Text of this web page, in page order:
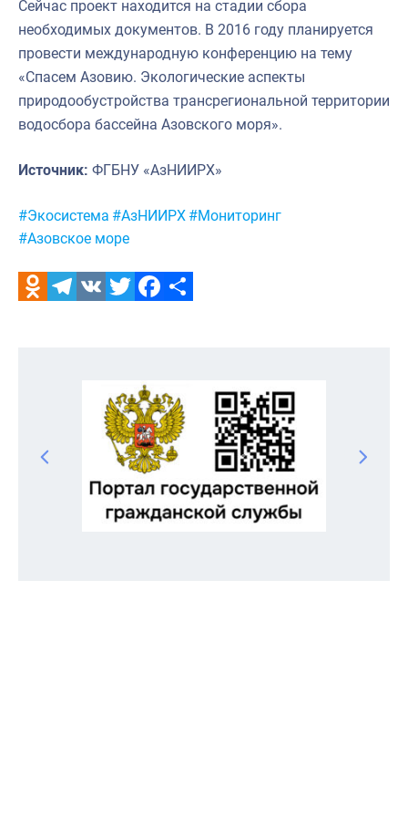
Сейчас проект находится на стадии сбора
необходимых документов. В 2016 году планируется
провести международную конференцию на тему
«Спасем Азовию. Экологические аспекты
природообустройства трансрегиональной территории
водосбора бассейна Азовского моря».
Источник: ФГБНУ «АзНИИРХ»
Метки:
#Экосистема #АзНИИРХ #Мониторинг
#Азовское море